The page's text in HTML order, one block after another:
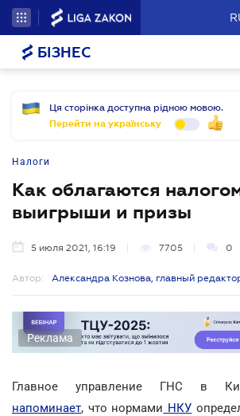
БІЗНЕС
Ця сторінка доступна рідною мовою.
Перейти на українську
Налоги
Как облагаются
выигрыши и призы
5 июля 2021, 16:19 7705 0
Автор: Александра Кознова, главный
Реклама
Главное управление ГНС в
напоминает, что нормами НКУ